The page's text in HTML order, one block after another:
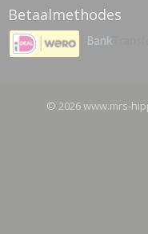
Betaalmethodes
© 2026 www.mrs-